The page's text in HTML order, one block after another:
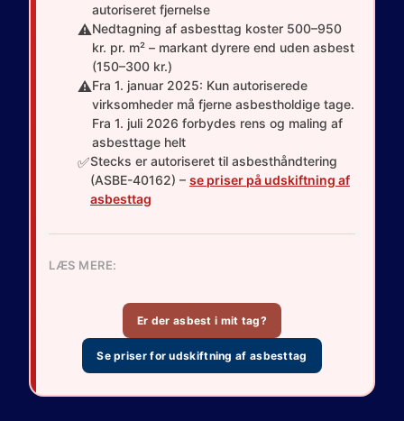
autoriseret fjernelse
⚠️Nedtagning af asbesttag koster 500–950
kr. pr. m² – markant dyrere end uden asbest
(150–300 kr.)
⚠️Fra 1. januar 2025: Kun autoriserede
virksomheder må fjerne asbestholdige tage.
Fra 1. juli 2026 forbydes rens og maling af
asbesttage helt
✅Stecks er autoriseret til asbesthåndtering
(ASBE-40162) – se priser på udskiftning af
asbesttag
LÆS MERE:
Er der asbest i mit tag?
Se priser for udskiftning af asbesttag